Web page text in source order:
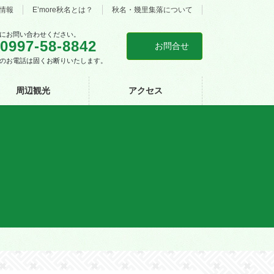
報 E’more秋名とは？ 秋名・幾里集落について
お問い合わせください。
0997-58-8842
お電話は固くお断りいたします。
お問合せ
周辺観光 アクセス